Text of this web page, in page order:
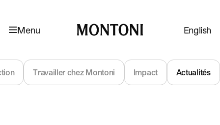
Menu English
Travailler chez Montoni Impact Actualités